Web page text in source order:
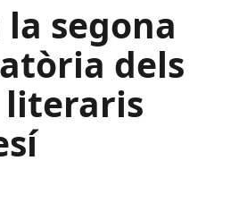
segona
dels
literaris